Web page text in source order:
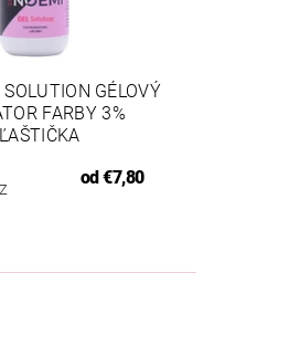
GÉLOVÝ
FARBY 3%
od€7,80